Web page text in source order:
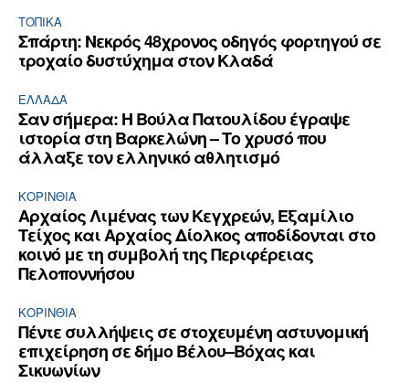
ΤΟΠΙΚΑ
Σπάρτη: Νεκρός 48χρονος οδηγός φορτηγού σε
τροχαίο δυστύχημα στον Κλαδά
ΕΛΛΆΔΑ
Σαν σήμερα: Η Βούλα Πατουλίδου έγραψε
ιστορία στη Βαρκελώνη – Το χρυσό που
άλλαξε τον ελληνικό αθλητισμό
ΚΟΡΙΝΘΊΑ
Αρχαίος Λιμένας των Κεγχρεών, Εξαμίλιο
Τείχος και Aρχαίος Δίολκος αποδίδονται στο
κοινό με τη συμβολή της Περιφέρειας
Πελοποννήσου
ΚΟΡΙΝΘΊΑ
Πέντε συλλήψεις σε στοχευμένη αστυνομική
επιχείρηση σε δήμο Βέλου–Βόχας και
Σικυωνίων